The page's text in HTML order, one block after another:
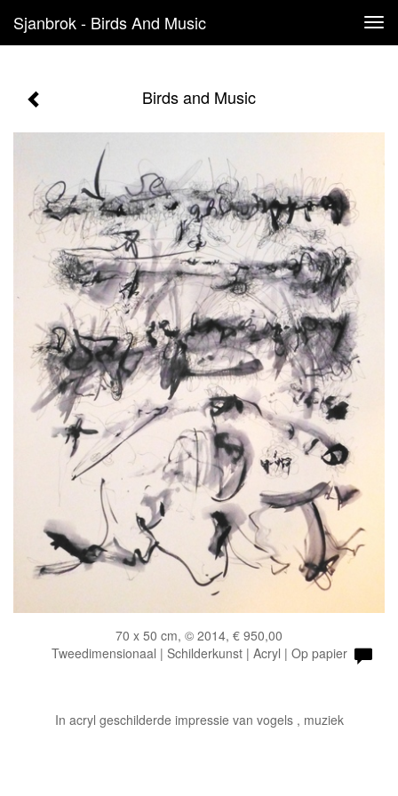
Sjanbrok - Birds And Music
Birds and Music
70 x 50 cm, © 2014, € 950,00
Tweedimensionaal | Schilderkunst | Acryl | Op papier
In acryl geschilderde impressie van vogels , muziek